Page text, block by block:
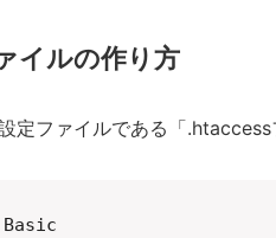
イルの作り方
定ファイルである「